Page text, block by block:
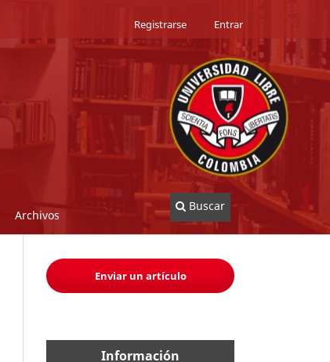
Archivos
Buscar
Registrarse Entrar
Enviar un artículo
Información